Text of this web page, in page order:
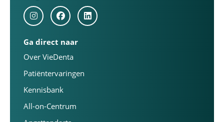
Ga direct naar
Over VieDenta
Patiëntervaringen
Kennisbank
All-on-Centrum